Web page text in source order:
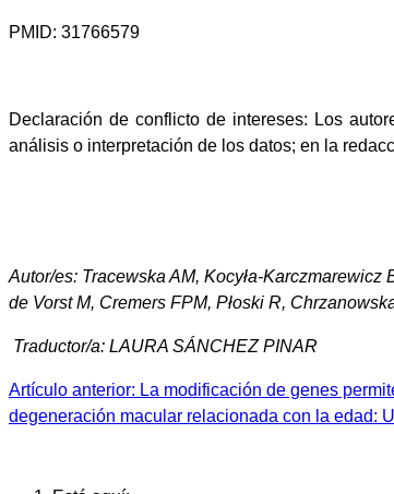
PMID: 31766579
Declaración de conflicto de intereses: Los
análisis o interpretación de los datos; en la
Autor/es: Tracewska AM, Kocyła-
de Vorst M, Cremers FPM, Płoski R,
Traductor/a: LAURA SÁNCHEZ PINAR
Artículo anterior: La modificación de genes
degeneración macular relacionada con la edad: